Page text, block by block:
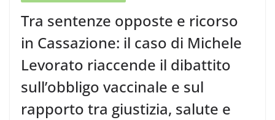
Tra sentenze opposte e ricorso
in Cassazione: il caso di Michele
Levorato riaccende il dibattito
sull’obbligo vaccinale e sul
rapporto tra giustizia, salute e